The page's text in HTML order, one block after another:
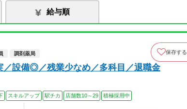
給与順
調剤薬局 保存する
／設備◎／残業少なめ／多科目／退職金
スキルアップ 駅チカ 店舗数10～29 積極採用中